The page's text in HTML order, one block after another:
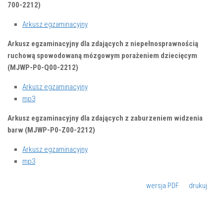
700-2212)
Arkusz egzaminacyjny
Arkusz egzaminacyjny dla zdających z niepełnosprawnością
ruchową spowodowaną mózgowym porażeniem dziecięcym
(MJWP-P0-Q00-2212)
Arkusz egzaminacyjny
mp3
Arkusz egzaminacyjny dla zdających z zaburzeniem widzenia
barw (MJWP-P0-Z00-2212)
Arkusz egzaminacyjny
mp3
wersja PDF drukuj